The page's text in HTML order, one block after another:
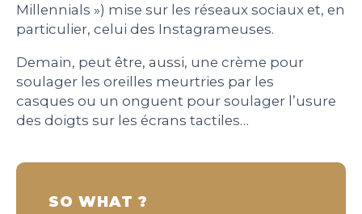
Millennials ») mise sur les réseaux sociaux et, en
particulier, celui des Instagrameuses.
Demain, peut être, aussi, une crème pour
soulager les oreilles meurtries par les
casques ou un onguent pour soulager l’usure
des doigts sur les écrans tactiles…
SO WHAT ?